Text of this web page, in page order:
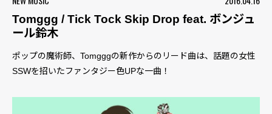
Tomggg / Tick Tock Skip Drop feat. ボンジュ
ール鈴木
ポップの魔術師、Tomgggの新作からのリード曲は、話題の女性
SSWを招いたファンタジー色UPな一曲！